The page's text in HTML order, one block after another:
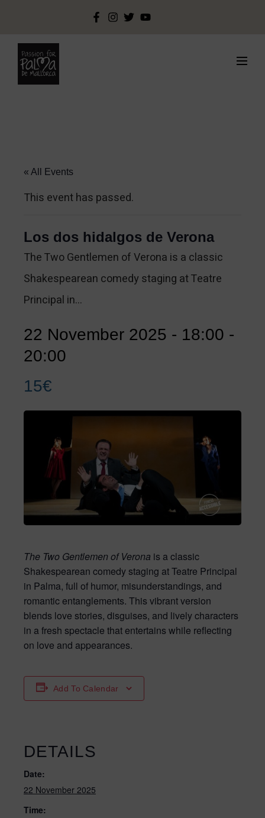
« All Events
This event has passed.
Los dos hidalgos de Verona
The Two Gentlemen of Verona is a classic
Shakespearean comedy staging at Teatre
Principal in…
22 November 2025 - 18:00 -
20:00
15€
The Two Gentlemen of Verona is a classic
Shakespearean comedy staging at Teatre Principal
in Palma, full of humor, misunderstandings, and
romantic entanglements. This vibrant version
blends love stories, disguises, and lively characters
in a fresh spectacle that entertains while reflecting
on love and appearances.
Add To Calendar
DETAILS
Date:
22 November 2025
Time: